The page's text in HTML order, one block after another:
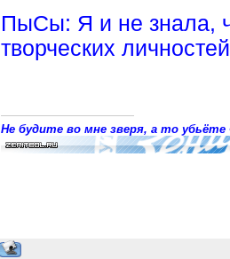
ПыСы: Я и не знала,
творческих
Не будите во мне зверя, а то убьёте